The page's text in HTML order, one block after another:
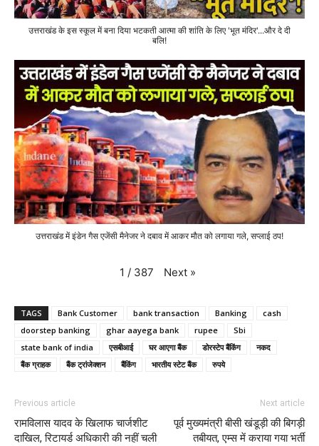
उत्तराखंड के इस स्कूल में बना दिया भटकती आत्मा की शांति के लिए 'भूत मंदिर'...और दे दी
बलि!
उत्तराखंड में इंडेन गैस एजेंसी मैनेजर ने दबाव में आकर मौत को लगाया गले, सप्लाई ठप!
1 / 387 Next »
TAGS Bank Customer bank transaction Banking
cash
doorstep banking
ghar aayega bank rupee
Sbi
state bank of india
एसबीआई घर आएगा बैंक डोरस्टेप बैंकिंग
नकद
बैंक ग्राहक
बैंक ट्रांजेक्‍शन बैंकिंग भारतीय स्टेट बैंक रुपये
Previous article
रामविलास यादव के खिलाफ चार्जशीट
दाखिल, रिटायर्ड अधिकारी की नहीं चली
Next article
पूर्व मुख्यमंत्री बीसी खंडूड़ी की बिगड़ी
तबीयत, एम्स में कराया गया भर्ती